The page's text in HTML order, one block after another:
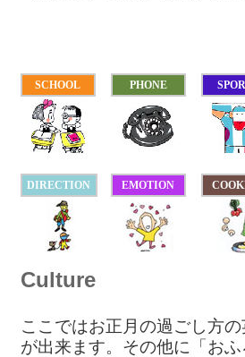
SCHOOL PHONE
DIRECTION EMOTION
Culture
ここではお正月の過ごし方
が出来ます。その他に「お